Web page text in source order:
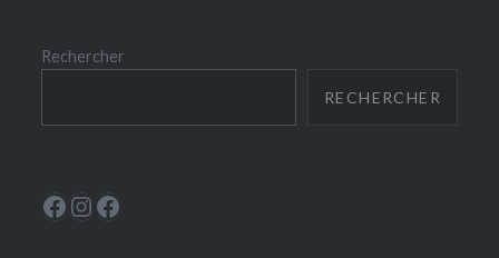
Rechercher
RECHERCHER
Le Périscope
Instagram
La Ludoscope